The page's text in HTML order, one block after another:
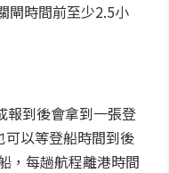
閘時間前至少2.5小
報到後會拿到一張登
以等登船時間到後
，每趟航程離港時間